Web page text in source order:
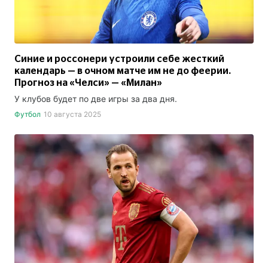
Синие и россонери устроили себе жесткий
календарь — в очном матче им не до феерии.
Прогноз на «Челси» — «Милан»
У клубов будет по две игры за два дня.
Футбол 10 августа 2025